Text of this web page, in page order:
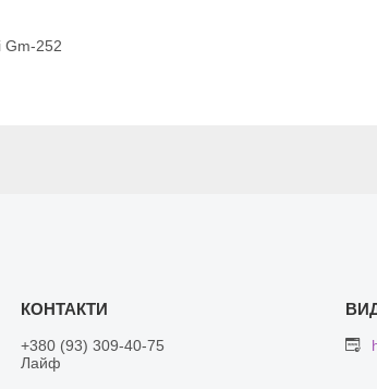
Gm-252
+380 (93) 309-40-75
Лайф